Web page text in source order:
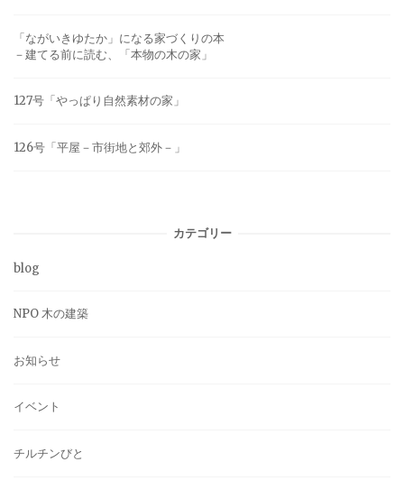
「ながいきゆたか」になる家づくりの本
－建てる前に読む、「本物の木の家」
127号「やっぱり自然素材の家」
126号「平屋－市街地と郊外－」
カテゴリー
blog
NPO 木の建築
お知らせ
イベント
チルチンびと